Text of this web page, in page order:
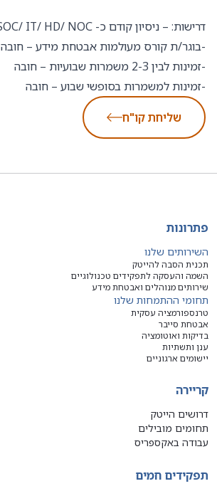
דרישות: – ניסיון קודם כ- SOC/ IT/ HD/ NOC – יתרון
-בוגר/ת קורס מעולמות אבטחת מידע – חובה
-זמינות לבין 2-3 משמרות שבועיות – חובה
-זמינות למשמרות בסופשי שבוע – חובה
שליחת קו"ח
פתרונות
השירותים שלנו
תכנית הסבה להייטק
השמה והעסקה לתפקידים טכנולוגיים
שירותים מנוהלים ואבטחת מידע
תחומי ההתמחות שלנו
טרנספורמציה עסקית
אבטחת סייבר
בדיקות ואוטומציה
ענן ותשתיות
יישומים ארגוניים
קריירה
דרושים הייטק
תחומים מובילים
עבודה באקספריס
תפקידים חמים